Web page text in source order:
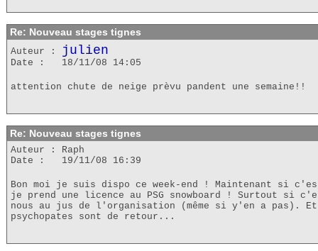
Re: Nouveau stages tignes
Auteur : julien
Date : 18/11/08 14:05
attention chute de neige prèvu pandent une semaine!!
Re: Nouveau stages tignes
Auteur : Raph
Date : 19/11/08 16:39
Bon moi je suis dispo ce week-end ! Maintenant si
je prend une licence au PSG snowboard ! Surtout si
nous au jus de l'organisation (même si y'en a pas).
psychopates sont de retour...